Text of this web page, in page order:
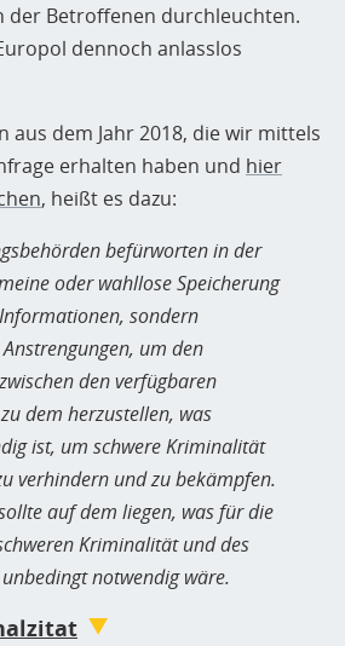
der Betroffenen durchleuchten.
dennoch anlasslos
aus dem Jahr 2018, die wir mittels
erhalten haben und hier
, heißt es dazu:
befürworten in der
oder wahllose Speicherung
sondern
um den
den verfügbaren
dem herzustellen, was
ist, um schwere Kriminalität
verhindern und zu bekämpfen.
auf dem liegen, was für die
Kriminalität und des
notwendig wäre.